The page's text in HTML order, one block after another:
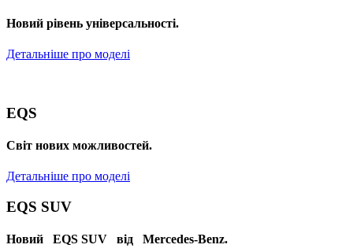
Новий рівень універсальності.
Детальніше про моделі
EQS
Cвіт нових можливостей.
Детальніше про моделі
EQS SUV
Новий EQS SUV від Mercedes-Benz.